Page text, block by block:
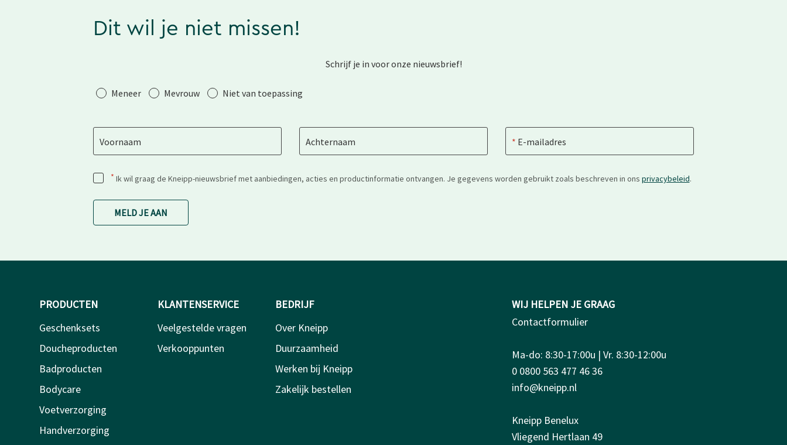
Dit wil je niet missen!
Schrijf je in voor onze nieuwsbrief!
Aanhef
Meneer Mevrouw Niet van toepassing
Voornaam Achternaam E-mailadres
* Ik wil graag de Kneipp-nieuwsbrief met aanbiedingen, acties en productinformatie ontvangen. Je gegevens worden gebruikt zoals beschreven in ons privacybeleid.
MELD JE AAN
PRODUCTEN
Geschenksets
Doucheproducten
Badproducten
Bodycare
Voetverzorging
Handverzorging
KLANTENSERVICE
Veelgestelde vragen
Verkooppunten
BEDRIJF
Over Kneipp
Duurzaamheid
Werken bij Kneipp
Zakelijk bestellen
WIJ HELPEN JE GRAAG
Contactformulier
Ma-do: 8:30-17:00u | Vr. 8:30-12:00u
0 0800 563 477 46 36
info@kneipp.nl
Kneipp Benelux
Vliegend Hertlaan 49